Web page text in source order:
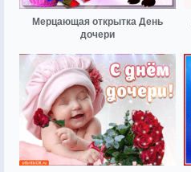
Мерцающая открытка День
дочери